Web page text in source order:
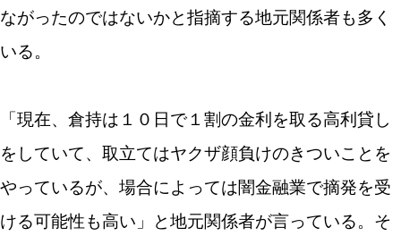
ながったのではないかと指摘する地元関係者も多く
いる。
「現在、倉持は１０日で１割の金利を取る高利貸し
をしていて、取立てはヤクザ顔負けのきついことを
やっているが、場合によっては闇金融業で摘発を受
ける可能性も高い」と地元関係者が言っている。そ